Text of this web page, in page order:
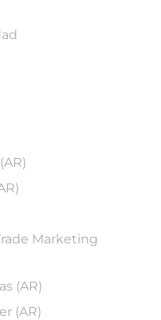
Marketing
(AR)
(AR)